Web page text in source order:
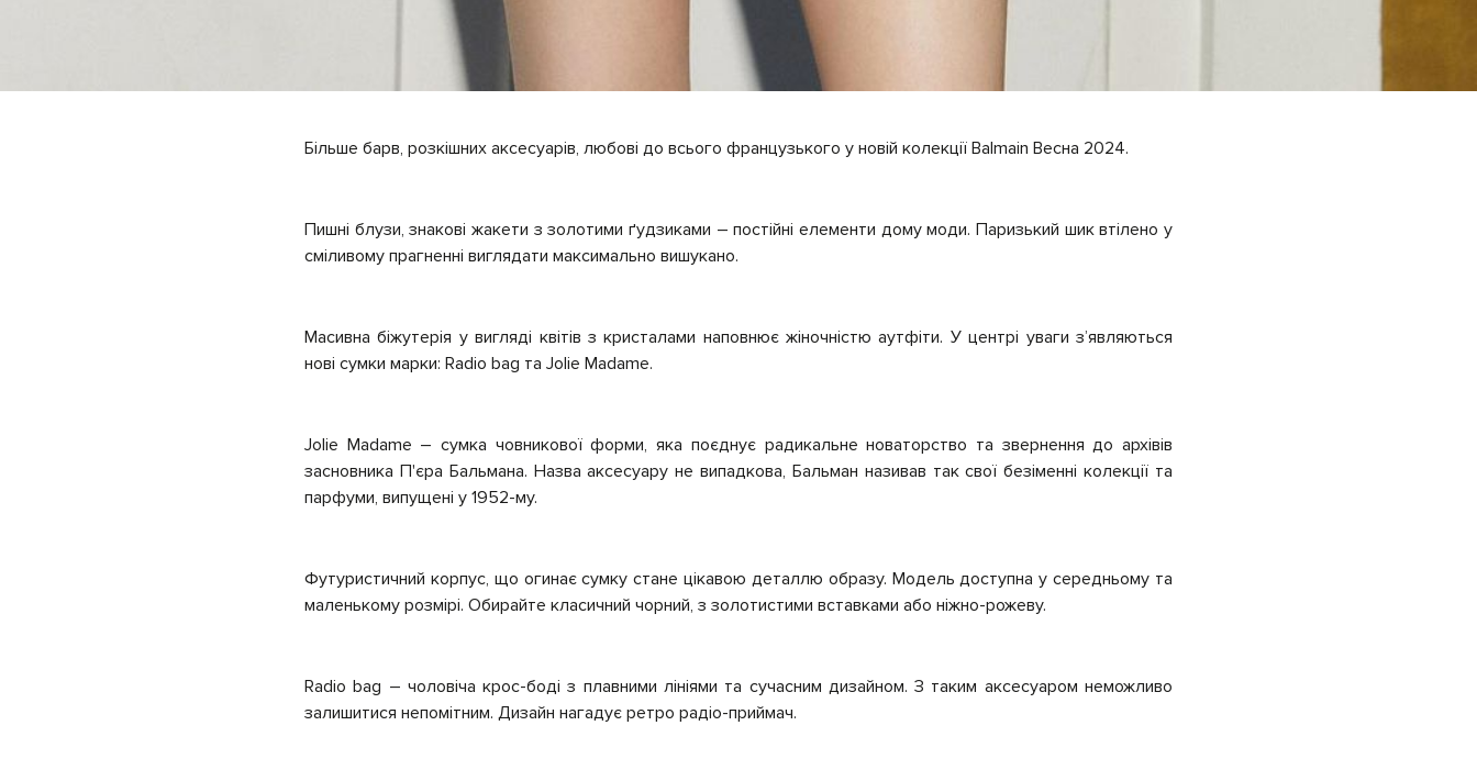
Більше барв, розкішних аксесуарів, любові до всього французького у новій колекції Balmain Весна 2024.
Пишні блузи, знакові жакети з золотими ґудзиками – постійні елементи дому моди. Паризький шик втілено у
сміливому прагненні виглядати максимально вишукано.
Масивна біжутерія у вигляді квітів з кристалами наповнює жіночністю аутфіти. У центрі уваги зʼявляються
нові сумки марки: Radio bag та Jolie Madame.
Jolie Madame – cумка човникової форми, яка поєднує радикальне новаторство та звернення до архівів
засновника П'єра Бальмана. Назва аксесуару не випадкова, Бальман називав так свої безіменні колекції та
парфуми, випущені у 1952-му.
Футуристичний корпус, що огинає сумку стане цікавою деталлю образу. Модель доступна у середньому та
маленькому розмірі. Обирайте класичний чорний, з золотистими вставками або ніжно-рожеву.
Radio bag – чоловіча крос-боді з плавними лініями та сучасним дизайном. З таким аксесуаром неможливо
залишитися непомітним. Дизайн нагадує ретро радіо-приймач.